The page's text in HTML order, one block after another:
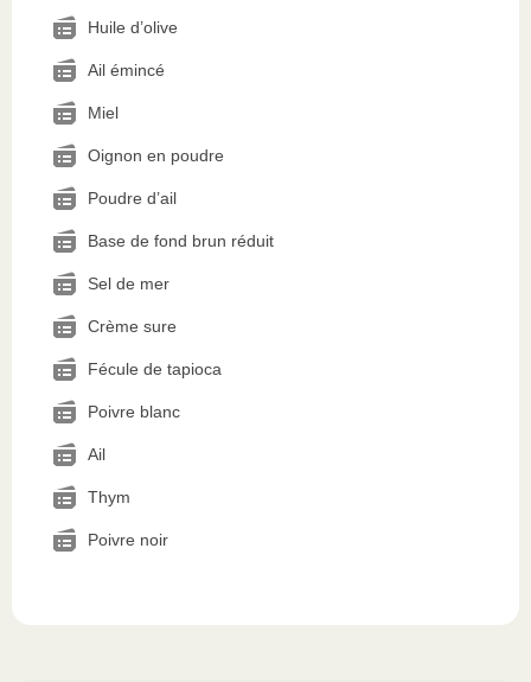
Huile d’olive
Ail émincé
Miel
Oignon en poudre
Poudre d’ail
Base de fond brun réduit
Sel de mer
Crème sure
Fécule de tapioca
Poivre blanc
Ail
Thym
Poivre noir